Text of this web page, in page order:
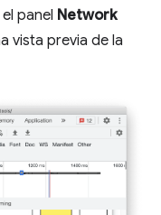
panel Network
vista previa de la